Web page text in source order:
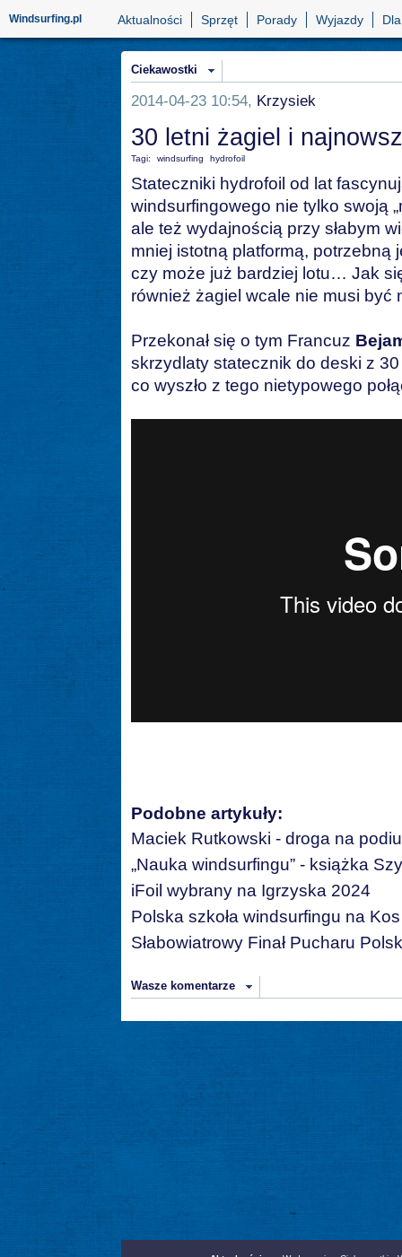
Windsurfing.pl Aktualności Sprzęt Porady Wyjazdy
Ciekawostki
2014-04-23 10:54, Krzysiek
30 letni żagiel i
Tagi: windsurfing hydrofoil
Stateczniki hydrofoil od lat
windsurfingowego nie tylko swoją
ale też wydajnością przy słabym
mniej istotną platformą,
czy może już bardziej lotu… Jak
również żagiel wcale nie musi być
Przekonał się o tym Francuz
skrzydlaty statecznik do deski z
co wyszło z tego nietypowego
Podobne artykuły:
Maciek Rutkowski - droga na
„Nauka windsurfingu” - książka
iFoil wybrany na Igrzyska 2024
Polska szkoła windsurfingu na Kos
Słabowiatrowy Finał Pucharu
Wasze komentarze